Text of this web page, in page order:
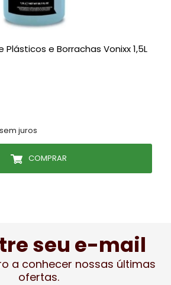
e Borrachas Vonixx 1,5L
juros
COMPRAR
seu e-mail
a conhecer nossas últimas
ofertas.